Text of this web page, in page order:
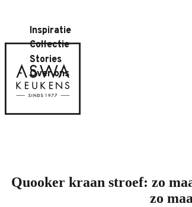
Inspiratie
Collectie
Stories
Over ons
Quooker kraan stroef: zo
zo